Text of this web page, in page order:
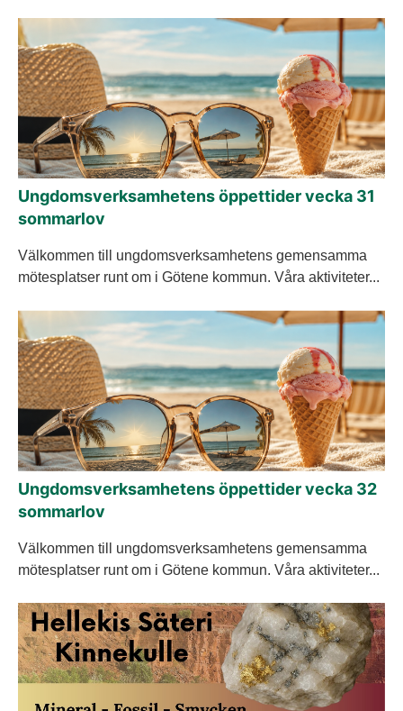
Ungdomsverksamhetens öppettider vecka 31
sommarlov
Välkommen till ungdomsverksamhetens gemensamma
mötesplatser runt om i Götene kommun. Våra aktiviteter...
Ungdomsverksamhetens öppettider vecka 32
sommarlov
Välkommen till ungdomsverksamhetens gemensamma
mötesplatser runt om i Götene kommun. Våra aktiviteter...